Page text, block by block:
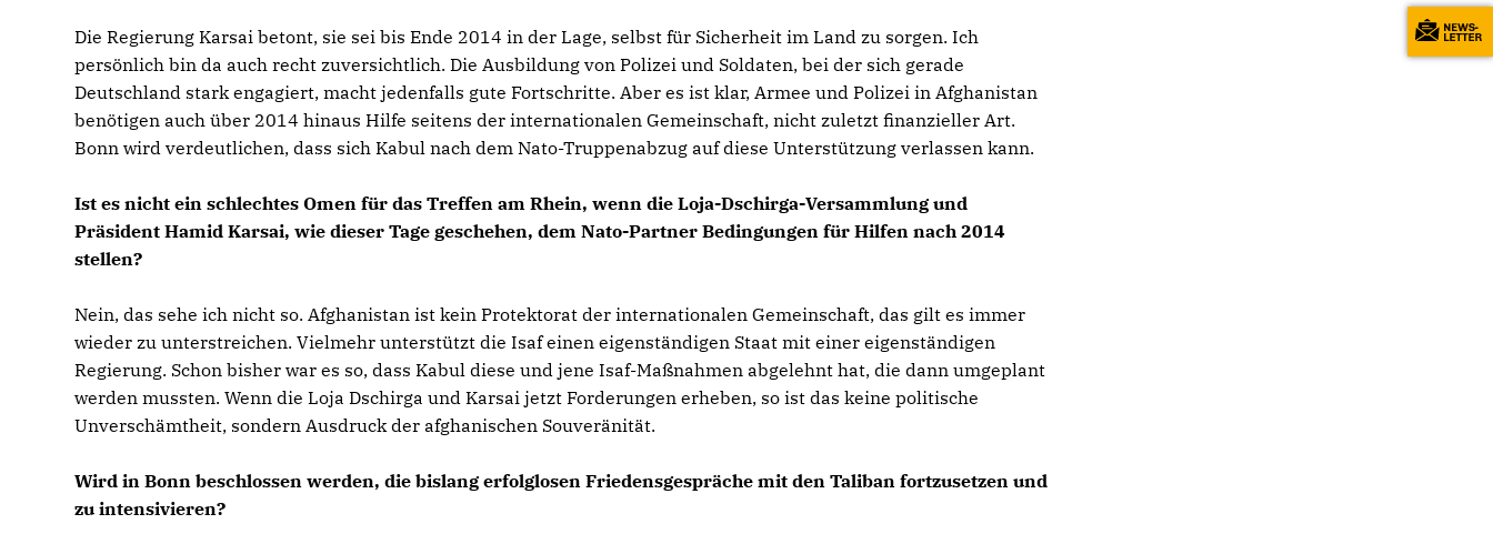
Die Regierung Karsai betont, sie sei bis Ende 2014 in der Lage, selbst für Sicherheit im Land zu sorgen. Ich
persönlich bin da auch recht zuversichtlich. Die Ausbildung von Polizei und Soldaten, bei der sich gerade
Deutschland stark engagiert, macht jedenfalls gute Fortschritte. Aber es ist klar, Armee und Polizei in Afghanistan
benötigen auch über 2014 hinaus Hilfe seitens der internationalen Gemeinschaft, nicht zuletzt finanzieller Art.
Bonn wird verdeutlichen, dass sich Kabul nach dem Nato-Truppenabzug auf diese Unterstützung verlassen kann.
Ist es nicht ein schlechtes Omen für das Treffen am Rhein, wenn die Loja-Dschirga-Versammlung und
Präsident Hamid Karsai, wie dieser Tage geschehen, dem Nato-Partner Bedingungen für Hilfen nach 2014
stellen?
Nein, das sehe ich nicht so. Afghanistan ist kein Protektorat der internationalen Gemeinschaft, das gilt es immer
wieder zu unterstreichen. Vielmehr unterstützt die Isaf einen eigenständigen Staat mit einer eigenständigen
Regierung. Schon bisher war es so, dass Kabul diese und jene Isaf-Maßnahmen abgelehnt hat, die dann umgeplant
werden mussten. Wenn die Loja Dschirga und Karsai jetzt Forderungen erheben, so ist das keine politische
Unverschämtheit, sondern Ausdruck der afghanischen Souveränität.
Wird in Bonn beschlossen werden, die bislang erfolglosen Friedensgespräche mit den Taliban fortzusetzen und
zu intensivieren?